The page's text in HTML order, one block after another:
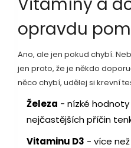
opravdu
Ano, ale jen pokud chybí.
jen proto, že je někdo
něco chybí, udělej si krevní
Železa - nízké hodnoty
nejčastějších příčin
Vitaminu D3 - více